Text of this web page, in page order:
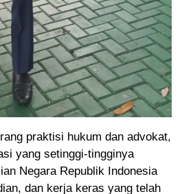
praktisi hukum dan advokat,
yang setinggi-tingginya
Negara Republik Indonesia
dan kerja keras yang telah